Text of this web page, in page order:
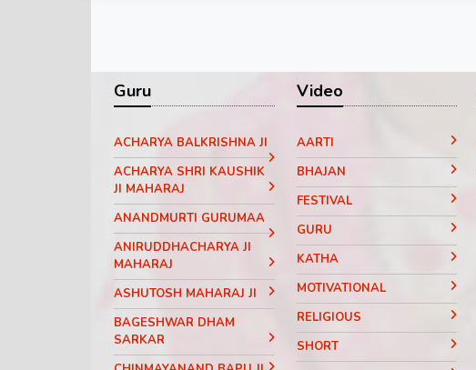
Guru
ACHARYA BALKRISHNA JI
ACHARYA SHRI KAUSHIK
JI MAHARAJ
ANANDMURTI GURUMAA
ANIRUDDHACHARYA JI
MAHARAJ
ASHUTOSH MAHARAJ JI
BAGESHWAR DHAM
SARKAR
Video
AARTI
BHAJAN
FESTIVAL
GURU
KATHA
MOTIVATIONAL
RELIGIOUS
SHORT